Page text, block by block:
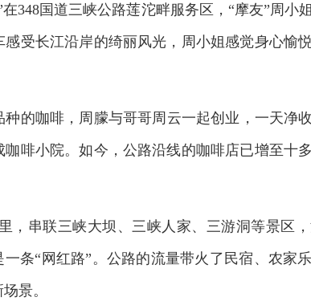
348国道三峡公路莲沱畔服务区，“摩友”周小
受长江沿岸的绮丽风光，周小姐感觉身心愉
的咖啡，周朦与哥哥周云一起创业，一天净
咖啡小院。如今，公路沿线的咖啡店已增至十
，串联三峡大坝、三峡人家、三游洞等景区
条“网红路”。公路的流量带火了民宿、农家
景。